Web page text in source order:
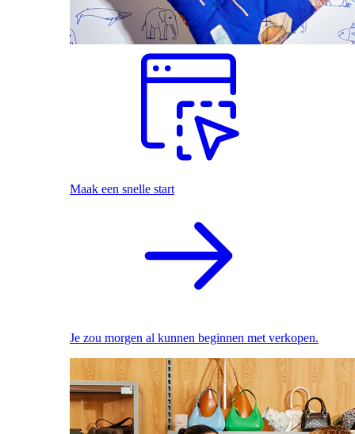
Maak een snelle start
Je zou morgen al kunnen beginnen met verkopen.